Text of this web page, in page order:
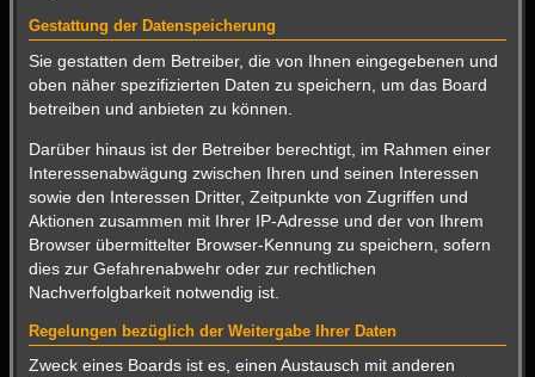
Gestattung der Datenspeicherung
Sie gestatten dem Betreiber, die von Ihnen eingegebenen und
oben näher spezifizierten Daten zu speichern, um das Board
betreiben und anbieten zu können.
Darüber hinaus ist der Betreiber berechtigt, im Rahmen einer
Interessenabwägung zwischen Ihren und seinen Interessen
sowie den Interessen Dritter, Zeitpunkte von Zugriffen und
Aktionen zusammen mit Ihrer IP-Adresse und der von Ihrem
Browser übermittelter Browser-Kennung zu speichern, sofern
dies zur Gefahrenabwehr oder zur rechtlichen
Nachverfolgbarkeit notwendig ist.
Regelungen bezüglich der Weitergabe Ihrer Daten
Zweck eines Boards ist es, einen Austausch mit anderen